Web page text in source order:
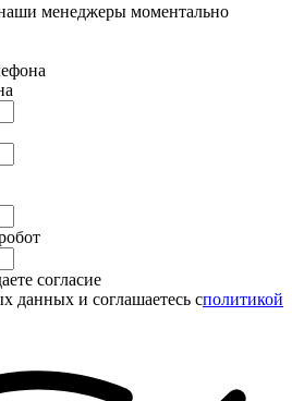
менеджеры моментально
согласие
данных и соглашаетесь cполитикой